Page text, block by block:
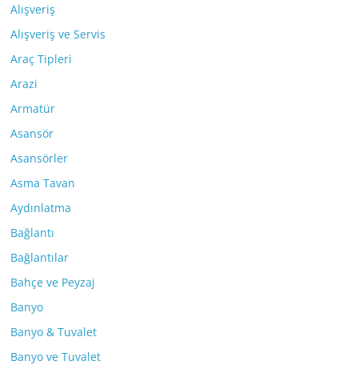
Alışveriş
Alışveriş ve Servis
Araç Tipleri
Arazi
Armatür
Asansör
Asansörler
Asma Tavan
Aydınlatma
Bağlantı
Bağlantılar
Bahçe ve Peyzaj
Banyo
Banyo & Tuvalet
Banyo ve Tuvalet